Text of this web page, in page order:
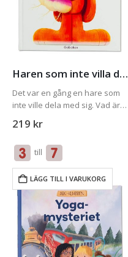
Haren som inte villa dela med sig
Det var en gång en hare som
inte ville dela med sig. Vad är
med sig, tänkte haren. Ju mer
219 kr
till
LÄGG TILL I VARUKORG